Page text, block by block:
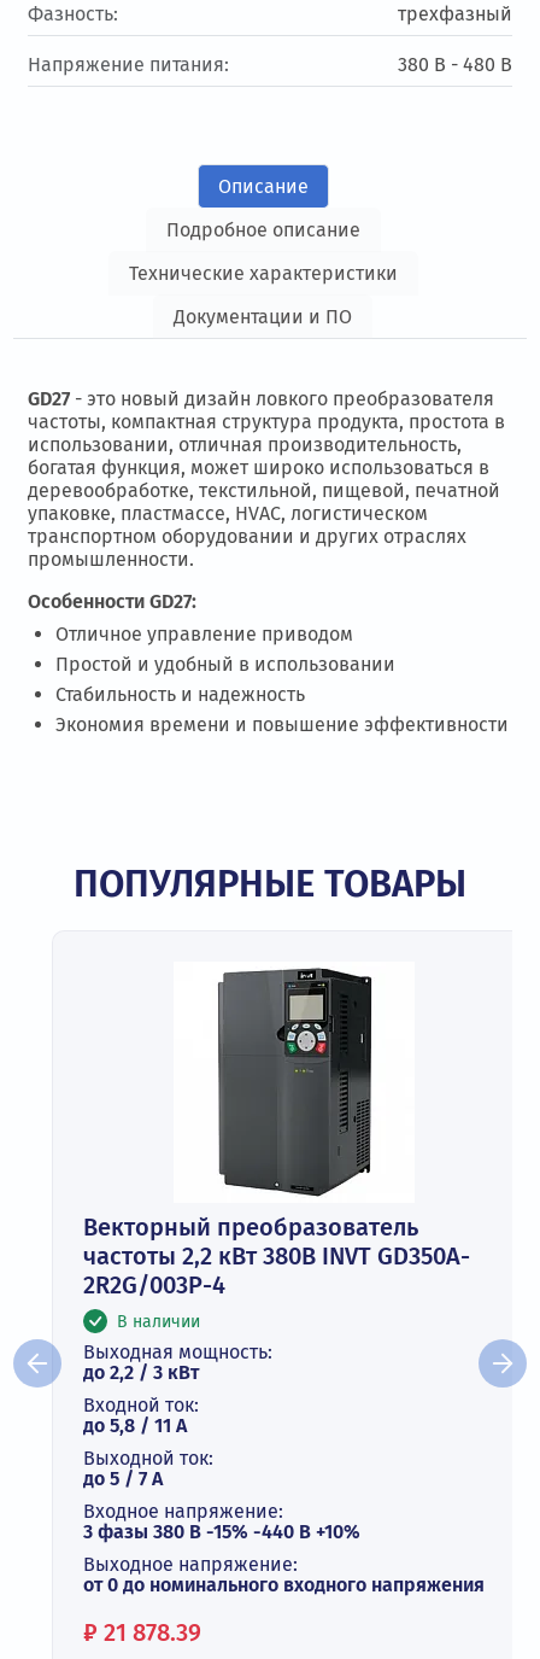
Фазность: трехфазный
Напряжение питания: 380 В - 480 В
Описание
Подробное описание
Технические характеристики
Документации и ПО
GD27 - это новый дизайн ловкого преобразователя
частоты, компактная структура продукта, простота в
использовании, отличная производительность,
богатая функция, может широко использоваться в
деревообработке, текстильной, пищевой, печатной
упаковке, пластмассе, HVAC, логистическом
транспортном оборудовании и других отраслях
промышленности.
Особенности GD27:
Отличное управление приводом
Простой и удобный в использовании
Стабильность и надежность
Экономия времени и повышение эффективности
ПОПУЛЯРНЫЕ ТОВАРЫ
Векторный преобразователь
частоты 2,2 кВт 380В INVT GD350A-
2R2G/003P-4
В наличии
Выходная мощность:
до 2,2 / 3 кВт
Входной ток:
до 5,8 / 11 А
Выходной ток:
до 5 / 7 A
Входное напряжение:
3 фазы 380 В -15% -440 В +10%
Выходное напряжение:
от 0 до номинального входного напряжения
Цена:
₽ 21 878.39